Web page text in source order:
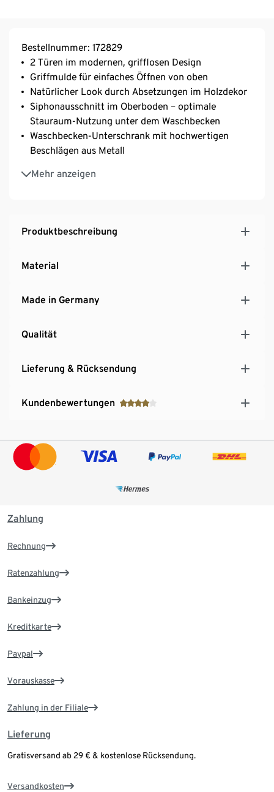
Bestellnummer: 172829
2 Türen im modernen, grifflosen Design
Griffmulde für einfaches Öffnen von oben
Natürlicher Look durch Absetzungen im Holzdekor
Siphonausschnitt im Oberboden – optimale
Stauraum-Nutzung unter dem Waschbecken
Waschbecken-Unterschrank mit hochwertigen
Beschlägen aus Metall
Mehr anzeigen
Hersteller: Schildmeyer
MADE IN GERMANY
Produktbeschreibung
Material
Made in Germany
Qualität
Lieferung & Rücksendung
Kundenbewertungen
Zahlung
Rechnung
Ratenzahlung
Bankeinzug
Kreditkarte
Paypal
Vorauskasse
Zahlung in der Filiale
Lieferung
Gratisversand ab 29 € & kostenlose Rücksendung.
Versandkosten